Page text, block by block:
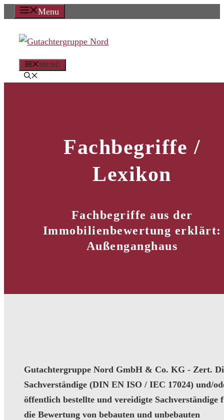
Zum
springen
Menu
MENÜ
Fachbegriffe /
Lexikon
Fachbegriffe aus der
Immobilienbewertung erklärt:
Außenganghaus
Gutachtergruppe Nord GmbH & Co. KG - Zert.
Sachverständige (DIN EN ISO / IEC 17024) und/
öffentlich bestellte und vereidigte Sachverständige
die Bewertung von bebauten und unbebauten